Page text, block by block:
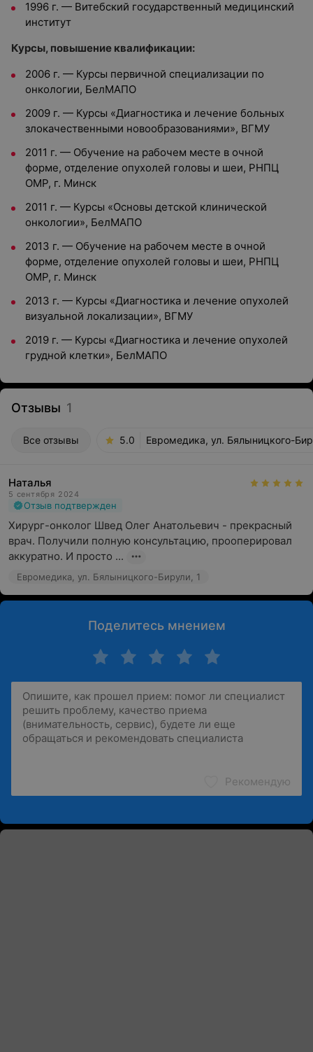
1996 г. — Витебский государственный медицинский
институт
Курсы, повышение квалификации:
2006 г. — Курсы первичной специализации по
онкологии, БелМАПО
2009 г. — Курсы «Диагностика и лечение больных
злокачественными новообразованиями», ВГМУ
2011 г. — Обучение на рабочем месте в очной
форме, отделение опухолей головы и шеи, РНПЦ
ОМР, г. Минск
2011 г. — Курсы «Основы детской клинической
онкологии», БелМАПО
2013 г. — Обучение на рабочем месте в очной
форме, отделение опухолей головы и шеи, РНПЦ
ОМР, г. Минск
2013 г. — Курсы «Диагностика и лечение опухолей
визуальной локализации», ВГМУ
2019 г. — Курсы «Диагностика и лечение опухолей
грудной клетки», БелМАПО
Отзывы 1
Все отзывы 5.0 Евромедика, ул. Бялыницкого-
Наталья
5 сентября 2024
Отзыв подтвержден
Хирург-онколог Швед Олег Анатольевич - прекрасный
врач. Получили полную консультацию, прооперировал
аккуратно. И просто ...
Евромедика, ул. Бялыницкого-Бирули, 1
Поделитесь мнением
Рекомендую